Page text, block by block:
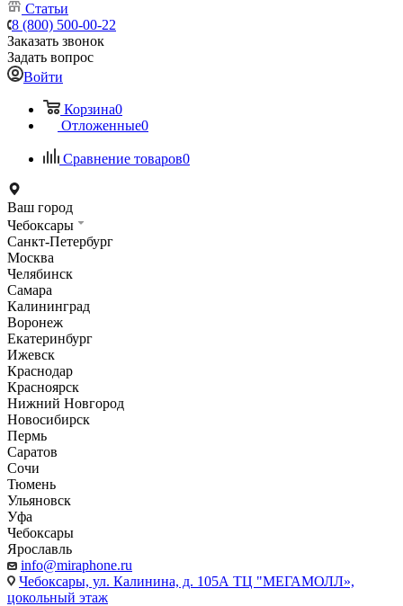
Статьи
8 (800) 500-00-22
Заказать звонок
Задать вопрос
Войти
Корзина0
Отложенные0
Сравнение товаров0
Ваш город
Чебоксары
Санкт-Петербург
Москва
Челябинск
Самара
Калининград
Воронеж
Екатеринбург
Ижевск
Краснодар
Красноярск
Нижний Новгород
Новосибирск
Пермь
Саратов
Сочи
Тюмень
Ульяновск
Уфа
Чебоксары
Ярославль
info@miraphone.ru
Чебоксары, ул. Калинина, д. 105А ТЦ "МЕГАМОЛЛ»,
цокольный этаж